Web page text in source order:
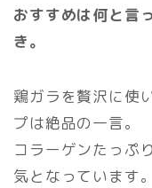
おすすめは何と言
き。
鶏ガラを贅沢に使
プは絶品の一言。
コラーゲンたっぷ
気となっています。